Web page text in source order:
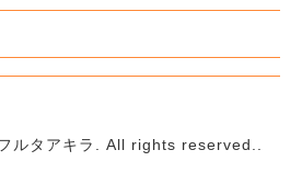
ルタアキラ. All rights reserved..